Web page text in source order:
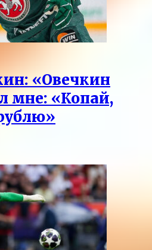
«Овечкин
мне: «Копай,